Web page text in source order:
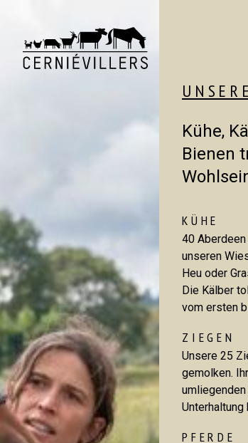
GEMÜSE UND
LAGE
Kühe,
Bienen
KÜHE
40
unseren
Heu oder
Die Kälber
vom ersten
ZIEGEN
Unsere 25
gemolken.
PFERDE